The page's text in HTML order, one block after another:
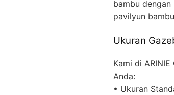
bambu dengan
pavilyun
Ukuran
Kami di
Anda:
• Ukuran